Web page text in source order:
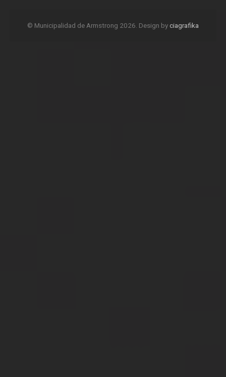
© Municipalidad de Armstrong 2026. Design byciagrafika